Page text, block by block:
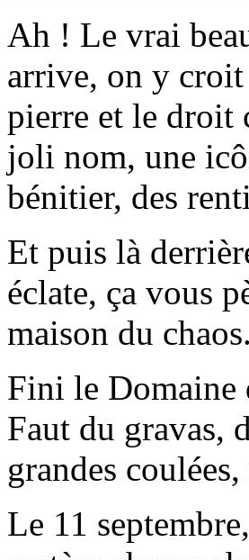
Ah ! Le vrai
arrive, on y
pierre et le droit
joli nom, une
bénitier, des
Et puis là
éclate, ça vous
maison du
Fini le Domaine
Faut du gravas,
grandes
Le 11